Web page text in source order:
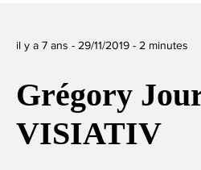
il y a 7 ans - 29/11/2019 - 2 minutes
Grégory
VISIATIV